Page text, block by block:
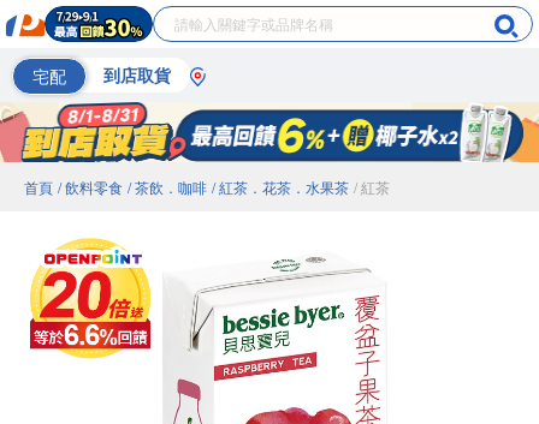
宅配 到店取貨
首頁 / 飲料零食 / 茶飲．咖啡 / 紅茶．花茶．水果茶 / 紅茶